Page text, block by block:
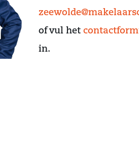
of vul het
in.